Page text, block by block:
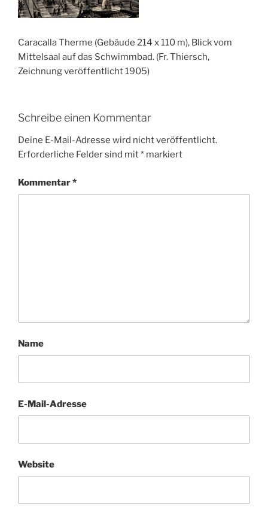
Caracalla Therme (Gebäude 214 x 110 m), Blick vom
Mittelsaal auf das Schwimmbad. (Fr. Thiersch,
Zeichnung veröffentlicht 1905)
Schreibe einen Kommentar
Deine E-Mail-Adresse wird nicht veröffentlicht.
Erforderliche Felder sind mit* markiert
Kommentar*
Name
E-Mail-Adresse
Website